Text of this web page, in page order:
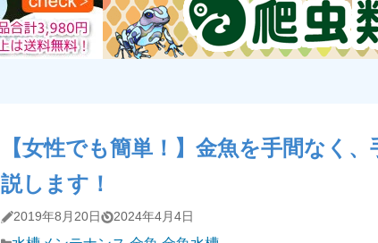
【女性でも簡単！】金魚を手間なく
説します！
2019年8月20日 2024年4月4日